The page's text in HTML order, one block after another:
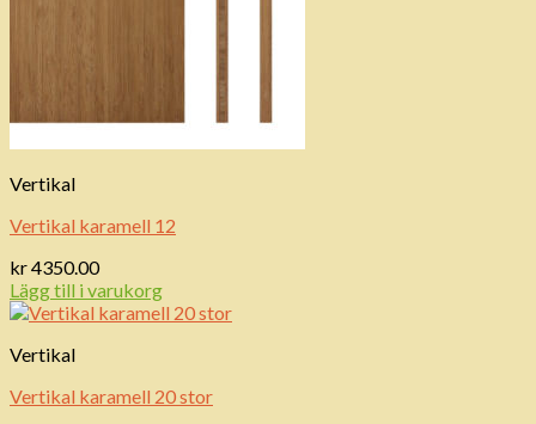
Vertikal
Vertikal karamell 12
kr4350.00
Lägg till i varukorg
Vertikal
Vertikal karamell 20 stor